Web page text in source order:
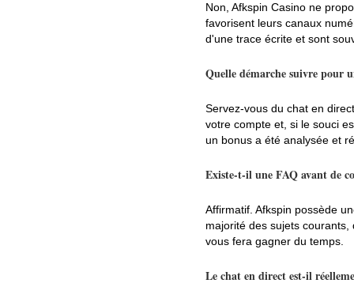
Non, Afkspin Casino ne
favorisent leurs canaux
d'une trace écrite et sont
Quelle démarche suivre pour
Servez-vous du chat en
votre compte et, si le souci
un bonus a été analysée et
Existe-t-il une FAQ avant de
Affirmatif. Afkspin possède
majorité des sujets
vous fera gagner du temps.
Le chat en direct est-il